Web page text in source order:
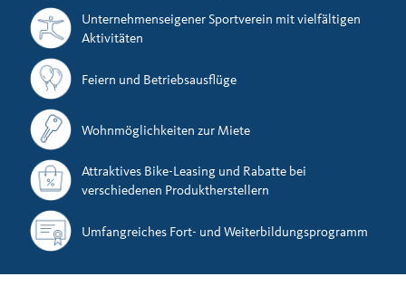
Unternehmenseigener Sportverein mit vielfältigen
Aktivitäten
Feiern und Betriebsausflüge
Wohnmöglichkeiten zur Miete
Attraktives Bike-Leasing und Rabatte bei
verschiedenen Produktherstellern
Umfangreiches Fort- und Weiterbildungsprogramm